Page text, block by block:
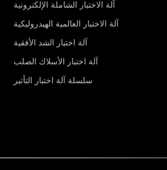
آلة الاختبار الشاملة الإلكترونية
آلة الاختبار العالمية الهيدروليكية
آلة اختبار الشد الأفقية
آلة اختبار الأسلاك الصلب
سلسلة آلة اختبار التأثير